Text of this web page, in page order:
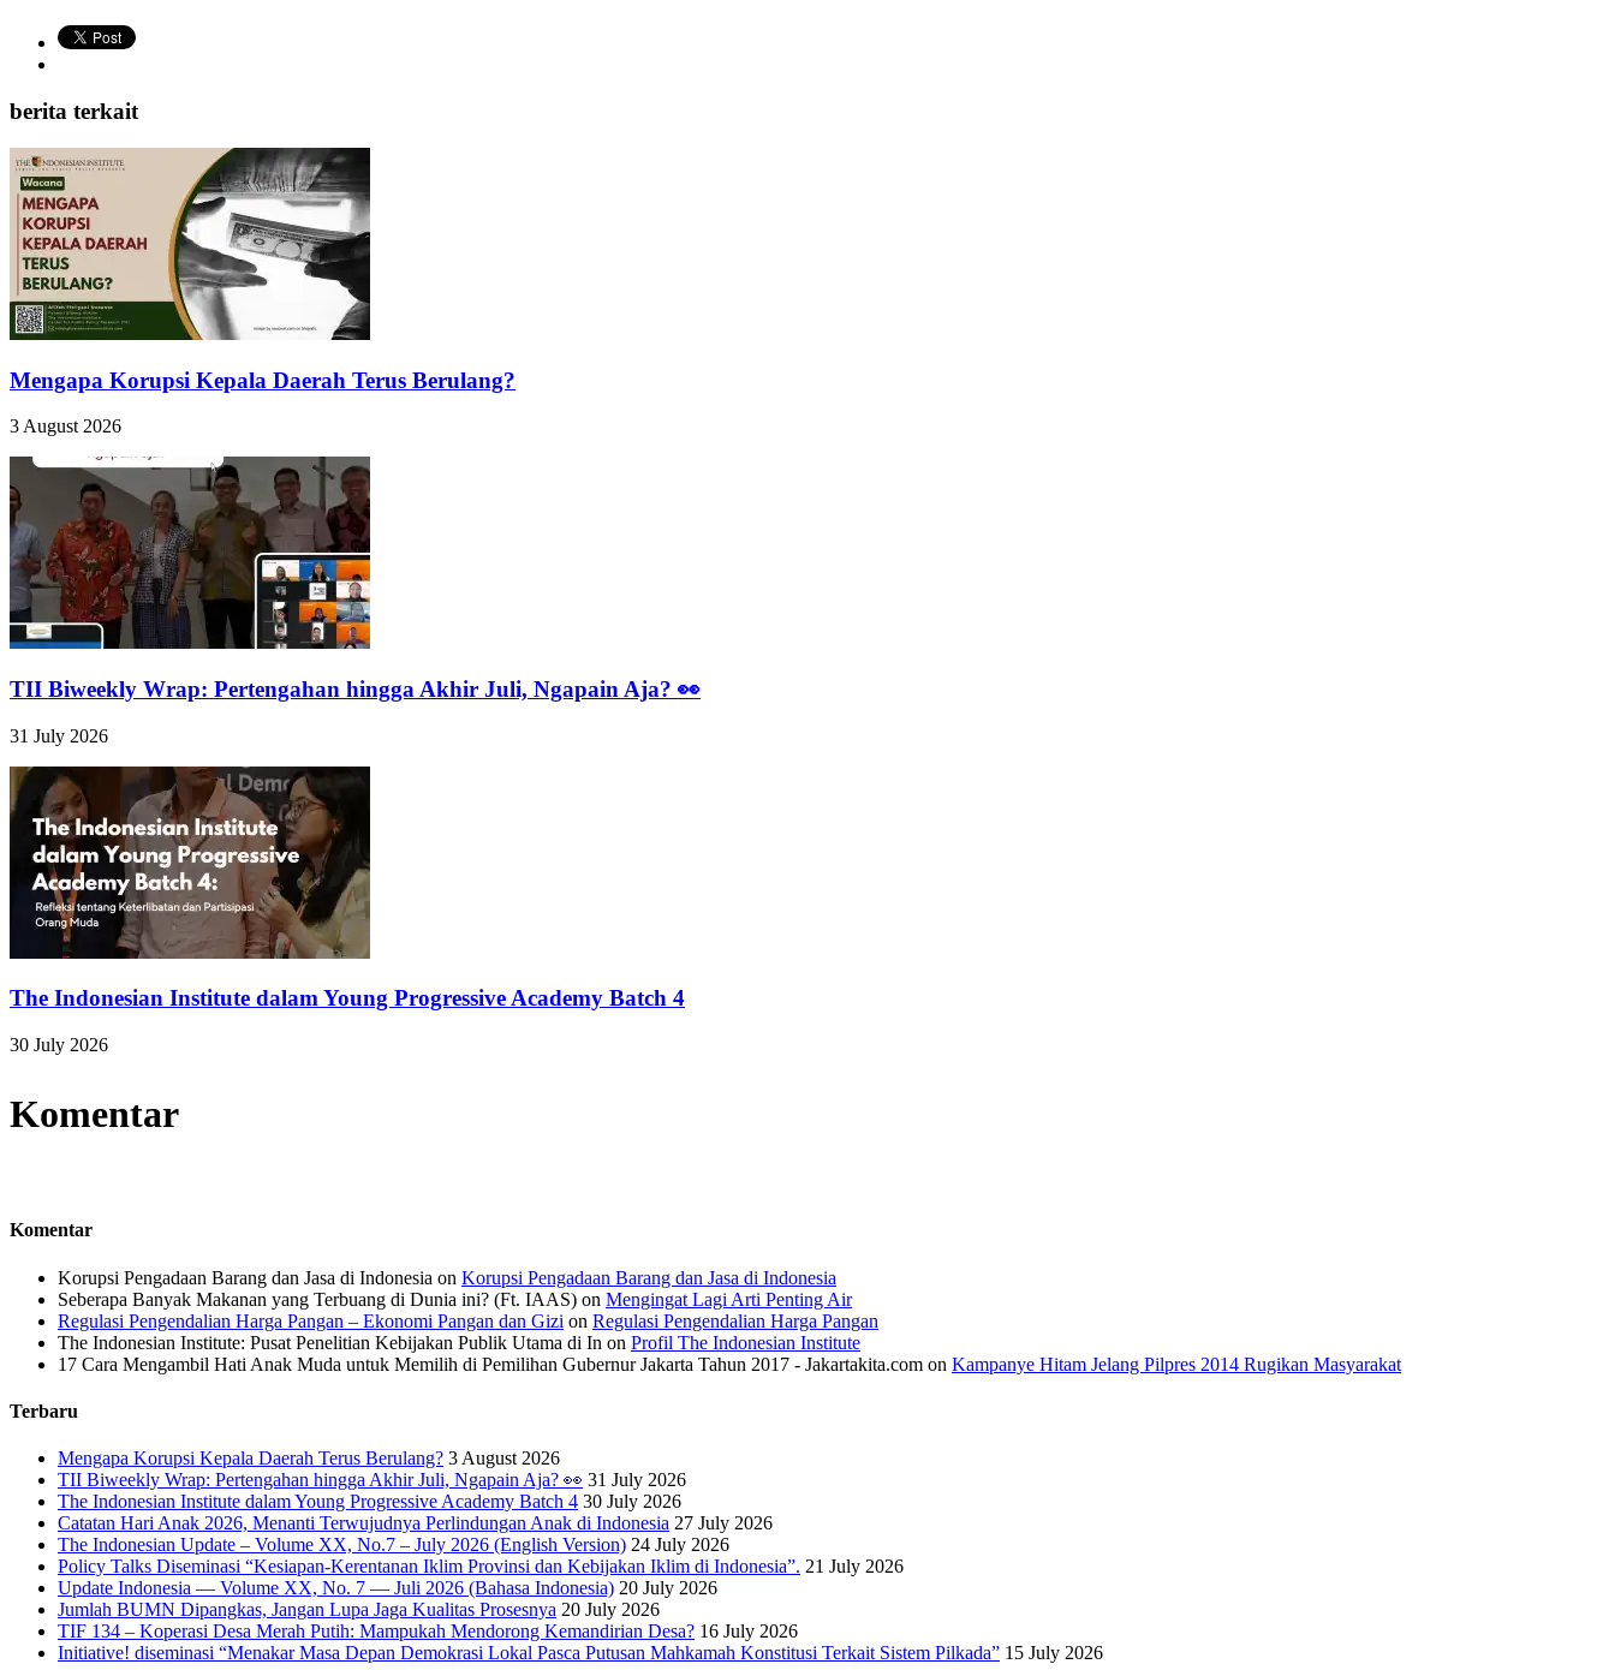
berita terkait
Mengapa Korupsi Kepala Daerah Terus Berulang?
3 August 2026
TII Biweekly Wrap: Pertengahan hingga Akhir Juli, Ngapain Aja? 👀
31 July 2026
The Indonesian Institute dalam Young Progressive Academy Batch 4
30 July 2026
Komentar
Komentar
Korupsi Pengadaan Barang dan Jasa di Indonesia on Korupsi Pengadaan Barang dan Jasa di Indonesia
Seberapa Banyak Makanan yang Terbuang di Dunia ini? (Ft. IAAS) on Mengingat Lagi Arti Penting Air
Regulasi Pengendalian Harga Pangan – Ekonomi Pangan dan Gizi on Regulasi Pengendalian Harga Pangan
The Indonesian Institute: Pusat Penelitian Kebijakan Publik Utama di In on Profil The Indonesian Institute
17 Cara Mengambil Hati Anak Muda untuk Memilih di Pemilihan Gubernur Jakarta Tahun 2017 - Jakartakita.com on Kampanye Hitam Jelang Pilpres 2014 Rugikan Masyarakat
Terbaru
Mengapa Korupsi Kepala Daerah Terus Berulang? 3 August 2026
TII Biweekly Wrap: Pertengahan hingga Akhir Juli, Ngapain Aja? 👀 31 July 2026
The Indonesian Institute dalam Young Progressive Academy Batch 4 30 July 2026
Catatan Hari Anak 2026, Menanti Terwujudnya Perlindungan Anak di Indonesia 27 July 2026
The Indonesian Update – Volume XX, No.7 – July 2026 (English Version) 24 July 2026
Policy Talks Diseminasi “Kesiapan-Kerentanan Iklim Provinsi dan Kebijakan Iklim di Indonesia”. 21 July 2026
Update Indonesia — Volume XX, No. 7 — Juli 2026 (Bahasa Indonesia) 20 July 2026
Jumlah BUMN Dipangkas, Jangan Lupa Jaga Kualitas Prosesnya 20 July 2026
TIF 134 – Koperasi Desa Merah Putih: Mampukah Mendorong Kemandirian Desa? 16 July 2026
Initiative! diseminasi “Menakar Masa Depan Demokrasi Lokal Pasca Putusan Mahkamah Konstitusi Terkait Sistem Pilkada” 15 July 2026